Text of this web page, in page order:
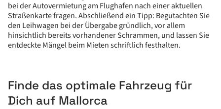
bei der Autovermietung am Flughafen nach einer aktuellen
Straßenkarte fragen. Abschließend ein Tipp: Begutachten Sie
den Leihwagen bei der Übergabe gründlich, vor allem
hinsichtlich bereits vorhandener Schrammen, und lassen Sie
entdeckte Mängel beim Mieten schriftlich festhalten.
Finde das optimale Fahrzeug für
Dich auf Mallorca